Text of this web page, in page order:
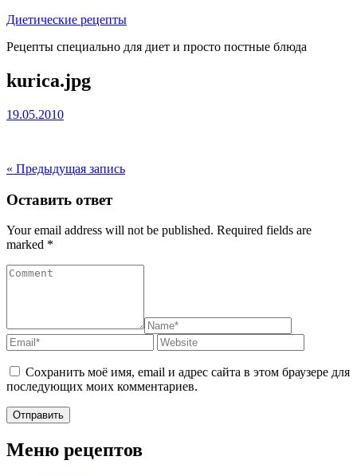
Перейти
содержимому
Диетические рецепты
Рецепты специально для диет и просто постные блюда
kurica.jpg
19.05.2010
« Предыдущая запись
Оставить ответ
Your email address will not be published. Required fields are
marked *
Сохранить моё имя, email и адрес сайта в этом браузере для
последующих моих комментариев.
Меню рецептов